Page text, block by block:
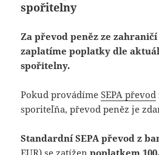
spořitelny
Za převod peněz ze
zaplatíme poplatky dle
spořitelny.
Pokud provádímeSEPA převod
sporiteľňa, převod peněz je
Standardní SEPA převod z
EUR) se zatíženpoplatkem